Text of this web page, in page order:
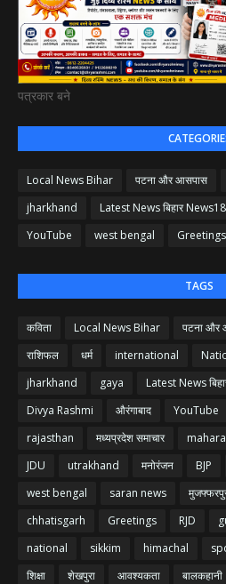
पत्रकार बने
Local News Bihar पटना और आसपास
jharkhand
Latest News बिहार News18
YouTube
west bengal Greetings
TAGS
कविता Local News Bihar पटना और
राशिफल
धर्म international
jharkhand
gaya Latest News
Divya Rashmi
औरंगाबाद YouTube
rajasthan
मध्यप्रदेश समाचार
JDU
utrakhand मनोरंजन BJP
west bengal
saran news
chhatisgarh
Greetings RJD
national
sikkim himachal
शिक्षा
शेखपुरा आवश्यकता बालकहानी